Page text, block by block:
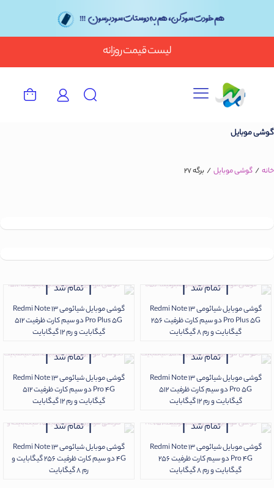
Button
لیست قیمت روزانه
گوشی موبایل
خانه / گوشی موبایل / برگه 27
تمام شد
گوشی موبایل شیائومی Redmi Note 13
Pro Plus 5G دو سیم کارت ظرفیت 256
گیگابایت و رم 8 گیگابایت
تمام شد
گوشی موبایل شیائومی Redmi Note 13
Pro Plus 5G دو سیم کارت ظرفیت 512
گیگابایت و رم 12 گیگابایت
تمام شد
گوشی موبایل شیائومی Redmi Note 13
Pro 5G دو سیم کارت ظرفیت 512
گیگابایت و رم 12 گیگابایت
تمام شد
گوشی موبایل شیائومی Redmi Note 13
Pro 4G دو سیم کارت ظرفیت 512
گیگابایت و رم 12 گیگابایت
تمام شد
گوشی موبایل شیائومی Redmi Note 13
Pro 4G دو سیم کارت ظرفیت 256
گیگابایت و رم 8 گیگابایت
تمام شد
گوشی موبایل شیائومی Redmi Note 13
4G دو سیم کارت ظرفیت 256 گیگابایت و
رم 8 گیگابایت